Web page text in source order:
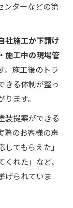
ンターなどの第
社施工か下請け
・施工中の現場管
。施工後のトラ
きる体制が整っ
ます。
装提案ができる
際のお客様の声
てもらえた」
れた」など、
げられていま